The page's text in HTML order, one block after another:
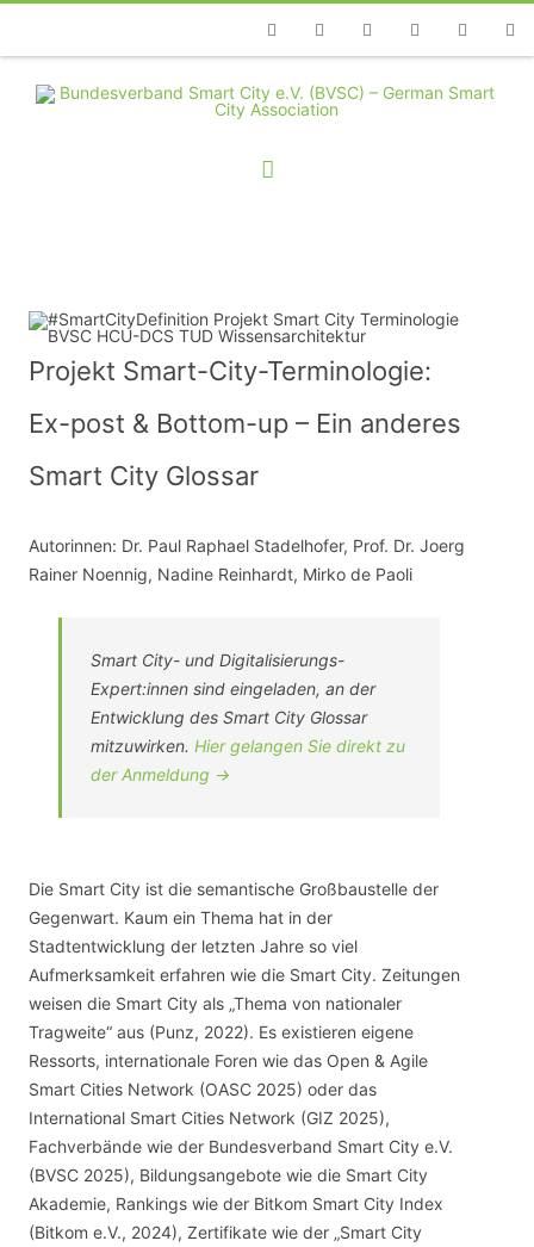
TelefonFacebookTwitterYoutubeInstagramLinkedin
Projekt Smart-City-Terminologie:
Ex-post & Bottom-up – Ein anderes
Smart City Glossar
Autorinnen: Dr. Paul Raphael Stadelhofer, Prof. Dr. Joerg
Rainer Noennig, Nadine Reinhardt, Mirko de Paoli
Smart City- und Digitalisierungs-
Expert:innen sind eingeladen, an der
Entwicklung des Smart City Glossar
mitzuwirken. Hier gelangen Sie direkt zu
der Anmeldung ->
Die Smart City ist die semantische Großbaustelle der
Gegenwart. Kaum ein Thema hat in der
Stadtentwicklung der letzten Jahre so viel
Aufmerksamkeit erfahren wie die Smart City. Zeitungen
weisen die Smart City als „Thema von nationaler
Tragweite“ aus (Punz, 2022). Es existieren eigene
Ressorts, internationale Foren wie das Open & Agile
Smart Cities Network (OASC 2025) oder das
International Smart Cities Network (GIZ 2025),
Fachverbände wie der Bundesverband Smart City e.V.
(BVSC 2025), Bildungsangebote wie die Smart City
Akademie, Rankings wie der Bitkom Smart City Index
(Bitkom e.V., 2024), Zertifikate wie der „Smart City